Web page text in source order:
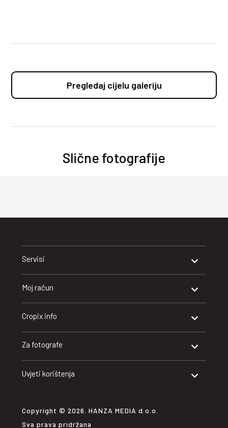
Pregledaj cijelu galeriju
Slične fotografije
Servisi
Moj račun
Cropix info
Za fotografe
Uvjeti korištenja
Copyright © 2026. HANZA MEDIA d.o.o.
Sva prava pridržana